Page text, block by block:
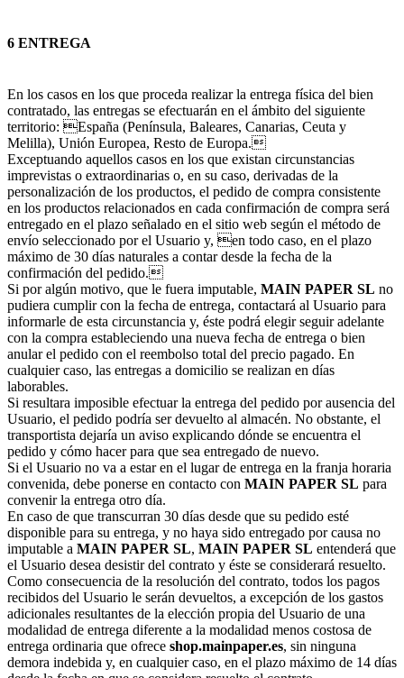
6 ENTREGA
En los casos en los que proceda realizar la entrega física del bien
contratado, las entregas se efectuarán en el ámbito del siguiente
territorio: España (Península, Baleares, Canarias, Ceuta y
Melilla), Unión Europea, Resto de Europa.
Exceptuando aquellos casos en los que existan circunstancias
imprevistas o extraordinarias o, en su caso, derivadas de la
personalización de los productos, el pedido de compra consistente
en los productos relacionados en cada confirmación de compra será
entregado en el plazo señalado en el sitio web según el método de
envío seleccionado por el Usuario y, en todo caso, en el plazo
máximo de 30 días naturales a contar desde la fecha de la
confirmación del pedido.
Si por algún motivo, que le fuera imputable, MAIN PAPER SL no
pudiera cumplir con la fecha de entrega, contactará al Usuario para
informarle de esta circunstancia y, éste podrá elegir seguir adelante
con la compra estableciendo una nueva fecha de entrega o bien
anular el pedido con el reembolso total del precio pagado. En
cualquier caso, las entregas a domicilio se realizan en días
laborables.
Si resultara imposible efectuar la entrega del pedido por ausencia del
Usuario, el pedido podría ser devuelto al almacén. No obstante, el
transportista dejaría un aviso explicando dónde se encuentra el
pedido y cómo hacer para que sea entregado de nuevo.
Si el Usuario no va a estar en el lugar de entrega en la franja horaria
convenida, debe ponerse en contacto con MAIN PAPER SL para
convenir la entrega otro día.
En caso de que transcurran 30 días desde que su pedido esté
disponible para su entrega, y no haya sido entregado por causa no
imputable a MAIN PAPER SL, MAIN PAPER SL entenderá que
el Usuario desea desistir del contrato y éste se considerará resuelto.
Como consecuencia de la resolución del contrato, todos los pagos
recibidos del Usuario le serán devueltos, a excepción de los gastos
adicionales resultantes de la elección propia del Usuario de una
modalidad de entrega diferente a la modalidad menos costosa de
entrega ordinaria que ofrece shop.mainpaper.es, sin ninguna
demora indebida y, en cualquier caso, en el plazo máximo de 14 días